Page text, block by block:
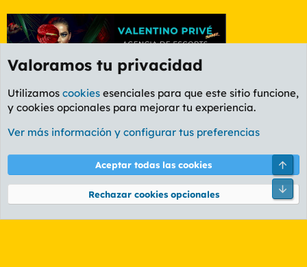
Foro General
Cookies
PL OLDSTYLE AMARILLO
Términos y reglas Política de privacidad Ayuda
Community platform by XenForo® © 2010-2026 XenForo Ltd.
Valoramos tu privacidad
Utilizamos cookies esenciales para que este sitio funcione,
y cookies opcionales para mejorar tu experiencia.
Ver más información y configurar tus preferencias
Aceptar todas las cookies
Rechazar cookies opcionales
Pie